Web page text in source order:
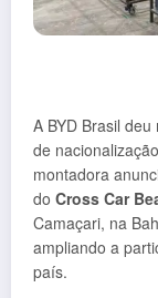
A BYD Brasil
de
montadora
do Cross Car
Camaçari, na
ampliando a
país.